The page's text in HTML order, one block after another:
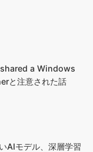
a Windows
と注意された話
AIモデル、深層学習